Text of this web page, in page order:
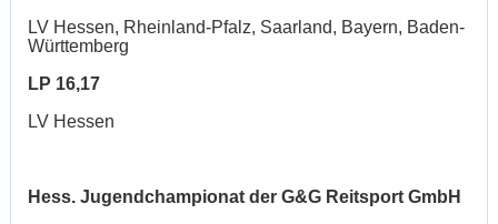
LV Hessen, Rheinland-Pfalz, Saarland, Bayern, Baden-
Württemberg
LP 16,17
LV Hessen
Hess. Jugendchampionat der G&G Reitsport GmbH